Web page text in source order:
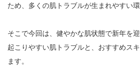
ため、多くの肌トラブルが生まれやすい環
そこで今回は、健やかな肌状態で新年を
起こりやすい肌トラブルと、おすすめス
ます。